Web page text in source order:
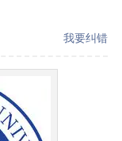
我要纠错